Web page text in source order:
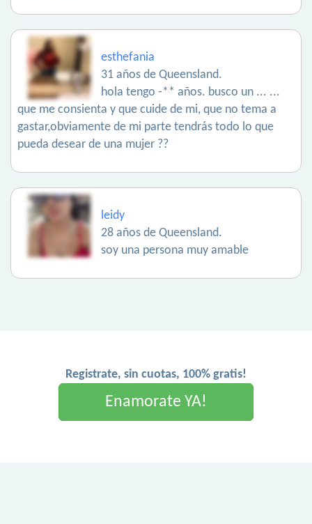
esthefania
31 años de Queensland.
hola tengo -** años. busco un ... ...
que me consienta y que cuide de mi, que no tema a
gastar,obviamente de mi parte tendrás todo lo que
pueda desear de una mujer ??
leidy
28 años de Queensland.
soy una persona muy amable
Registrate, sin cuotas, 100% gratis!
Enamorate YA!